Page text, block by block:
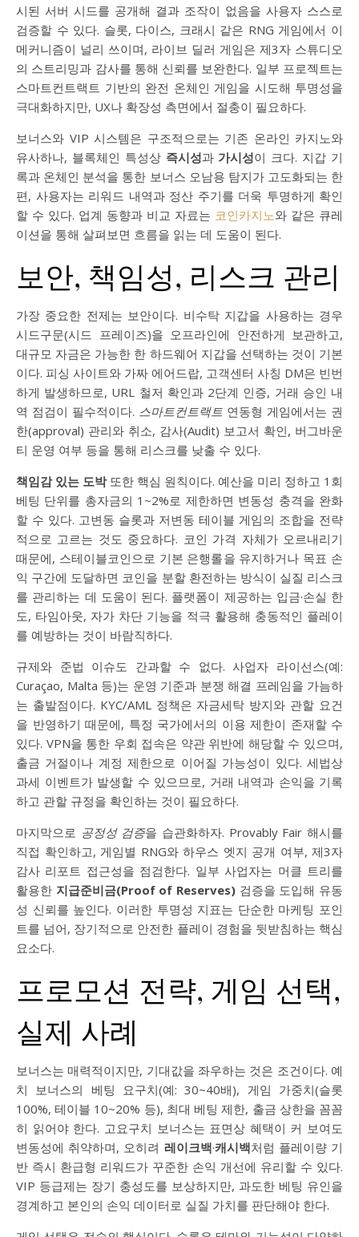
시된 서버 시드를 공개해 결과 조작이 없음을 사용자 스스로
검증할 수 있다. 슬롯, 다이스, 크래시 같은 RNG 게임에서 이
메커니즘이 널리 쓰이며, 라이브 딜러 게임은 제3자 스튜디오
의 스트리밍과 감사를 통해 신뢰를 보완한다. 일부 프로젝트는
스마트컨트랙트 기반의 완전 온체인 게임을 시도해 투명성을
극대화하지만, UX나 확장성 측면에서 절충이 필요하다.
보너스와 VIP 시스템은 구조적으로는 기존 온라인 카지노와
유사하나, 블록체인 특성상 즉시성과 가시성이 크다. 지갑 기
록과 온체인 분석을 통한 보너스 오남용 탐지가 고도화되는 한
편, 사용자는 리워드 내역과 정산 주기를 더욱 투명하게 확인
할 수 있다. 업계 동향과 비교 자료는 코인카지노와 같은 큐레
이션을 통해 살펴보면 흐름을 읽는 데 도움이 된다.
보안, 책임성, 리스크 관리
가장 중요한 전제는 보안이다. 비수탁 지갑을 사용하는 경우
시드구문(시드 프레이즈)을 오프라인에 안전하게 보관하고,
대규모 자금은 가능한 한 하드웨어 지갑을 선택하는 것이 기본
이다. 피싱 사이트와 가짜 에어드랍, 고객센터 사칭 DM은 빈번
하게 발생하므로, URL 철저 확인과 2단계 인증, 거래 승인 내
역 점검이 필수적이다. 스마트컨트랙트 연동형 게임에서는 권
한(approval) 관리와 취소, 감사(Audit) 보고서 확인, 버그바운
티 운영 여부 등을 통해 리스크를 낮출 수 있다.
책임감 있는 도박또한 핵심 원칙이다. 예산을 미리 정하고 1회
베팅 단위를 총자금의 1~2%로 제한하면 변동성 충격을 완화
할 수 있다. 고변동 슬롯과 저변동 테이블 게임의 조합을 전략
적으로 고르는 것도 중요하다. 코인 가격 자체가 오르내리기
때문에, 스테이블코인으로 기본 은행롤을 유지하거나 목표 손
익 구간에 도달하면 코인을 분할 환전하는 방식이 실질 리스크
를 관리하는 데 도움이 된다. 플랫폼이 제공하는 입금·손실 한
도, 타임아웃, 자가 차단 기능을 적극 활용해 충동적인 플레이
를 예방하는 것이 바람직하다.
규제와 준법 이슈도 간과할 수 없다. 사업자 라이선스(예:
Curaçao, Malta 등)는 운영 기준과 분쟁 해결 프레임을 가늠하
는 출발점이다. KYC/AML 정책은 자금세탁 방지와 관할 요건
을 반영하기 때문에, 특정 국가에서의 이용 제한이 존재할 수
있다. VPN을 통한 우회 접속은 약관 위반에 해당할 수 있으며,
출금 거절이나 계정 제한으로 이어질 가능성이 있다. 세법상
과세 이벤트가 발생할 수 있으므로, 거래 내역과 손익을 기록
하고 관할 규정을 확인하는 것이 필요하다.
마지막으로 공정성 검증을 습관화하자. Provably Fair 해시를
직접 확인하고, 게임별 RNG와 하우스 엣지 공개 여부, 제3자
감사 리포트 접근성을 점검한다. 일부 사업자는 머클 트리를
활용한 지급준비금(Proof of Reserves) 검증을 도입해 유동
성 신뢰를 높인다. 이러한 투명성 지표는 단순한 마케팅 포인
트를 넘어, 장기적으로 안전한 플레이 경험을 뒷받침하는 핵심
요소다.
프로모션 전략, 게임 선택,
실제 사례
보너스는 매력적이지만, 기대값을 좌우하는 것은 조건이다. 예
치 보너스의 베팅 요구치(예: 30~40배), 게임 가중치(슬롯
100%, 테이블 10~20% 등), 최대 베팅 제한, 출금 상한을 꼼꼼
히 읽어야 한다. 고요구치 보너스는 표면상 혜택이 커 보여도
변동성에 취약하며, 오히려 레이크백·캐시백처럼 플레이량 기
반 즉시 환급형 리워드가 꾸준한 손익 개선에 유리할 수 있다.
VIP 등급제는 장기 충성도를 보상하지만, 과도한 베팅 유인을
경계하고 본인의 손익 데이터로 실질 가치를 판단해야 한다.